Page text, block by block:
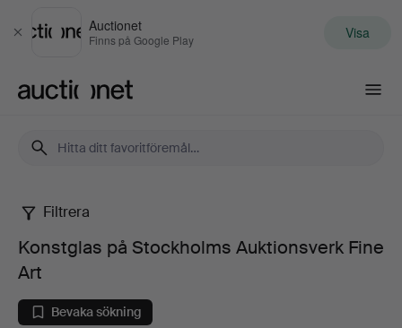
Stäng
Auctionet
Finns på Google Play Visa
Konstglas
på
Stockholms
Filtrera
Konstglas på Stockholms Auktionsverk Fine
Art
Bevaka sökning